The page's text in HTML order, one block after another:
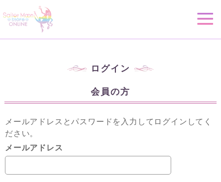
ログイン
会員の方
メールアドレスとパスワードを入力してログインしてく
ださい。
メールアドレス